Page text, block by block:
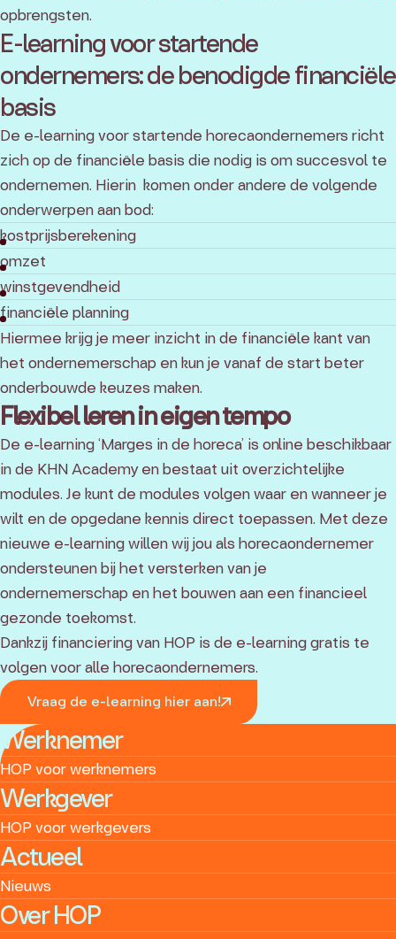
opbrengsten.
E-learning voor startende
ondernemers: de benodigde financiële
basis
De e-learning voor startende horecaondernemers richt
zich op de financiële basis die nodig is om succesvol te
ondernemen. Hierin komen onder andere de volgende
onderwerpen aan bod:
kostprijsberekening
omzet
winstgevendheid
financiële planning
Hiermee krijg je meer inzicht in de financiële kant van
het ondernemerschap en kun je vanaf de start beter
onderbouwde keuzes maken.
Flexibel leren in eigen tempo
De e-learning ‘Marges in de horeca’ is online beschikbaar
in de KHN Academy en bestaat uit overzichtelijke
modules. Je kunt de modules volgen waar en wanneer je
wilt en de opgedane kennis direct toepassen. Met deze
nieuwe e-learning willen wij jou als horecaondernemer
ondersteunen bij het versterken van je
ondernemerschap en het bouwen aan een financieel
gezonde toekomst.
Dankzij financiering van HOP is de e-learning gratis te
volgen voor alle horecaondernemers.
Vraag de e-learning hier aan!
Werknemer
HOP voor werknemers
Werkgever
HOP voor werkgevers
Actueel
Nieuws
Over HOP